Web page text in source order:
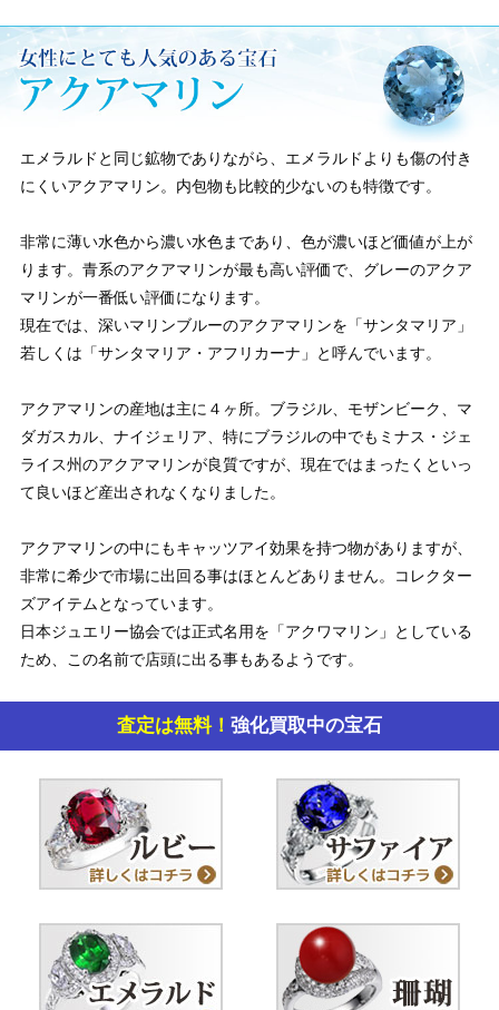
エメラルドと同じ鉱物でありながら、エメラルドよりも傷の付き
にくいアクアマリン。内包物も比較的少ないのも特徴です。
非常に薄い水色から濃い水色まであり、色が濃いほど価値が上が
ります。青系のアクアマリンが最も高い評価で、グレーのアクア
マリンが一番低い評価になります。
現在では、深いマリンブルーのアクアマリンを「サンタマリア」
若しくは「サンタマリア・アフリカーナ」と呼んでいます。
アクアマリンの産地は主に４ヶ所。ブラジル、モザンビーク、マ
ダガスカル、ナイジェリア、特にブラジルの中でもミナス・ジェ
ライス州のアクアマリンが良質ですが、現在ではまったくといっ
て良いほど産出されなくなりました。
アクアマリンの中にもキャッツアイ効果を持つ物がありますが、
非常に希少で市場に出回る事はほとんどありません。コレクター
ズアイテムとなっています。
日本ジュエリー協会では正式名用を「アクワマリン」としている
ため、この名前で店頭に出る事もあるようです。
査定は無料！ 強化買取中の宝石